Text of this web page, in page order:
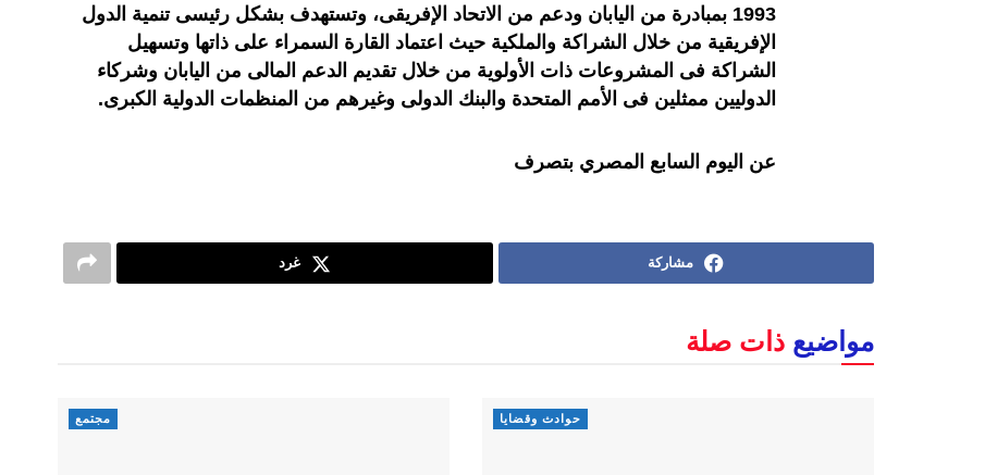
1993 بمبادرة من اليابان ودعم من الاتحاد الإفريقى، وتستهدف بشكل رئيسى تنمية الدول
الإفريقية من خلال الشراكة والملكية حيث اعتماد القارة السمراء على ذاتها وتسهيل
الشراكة فى المشروعات ذات الأولوية من خلال تقديم الدعم المالى من اليابان وشركاء
الدوليين ممثلين فى الأمم المتحدة والبنك الدولى وغيرهم من المنظمات الدولية الكبرى.
عن اليوم السابع المصري بتصرف
مشاركة غرد
مواضيع ذات صلة
حوادث وقضايا مجتمع